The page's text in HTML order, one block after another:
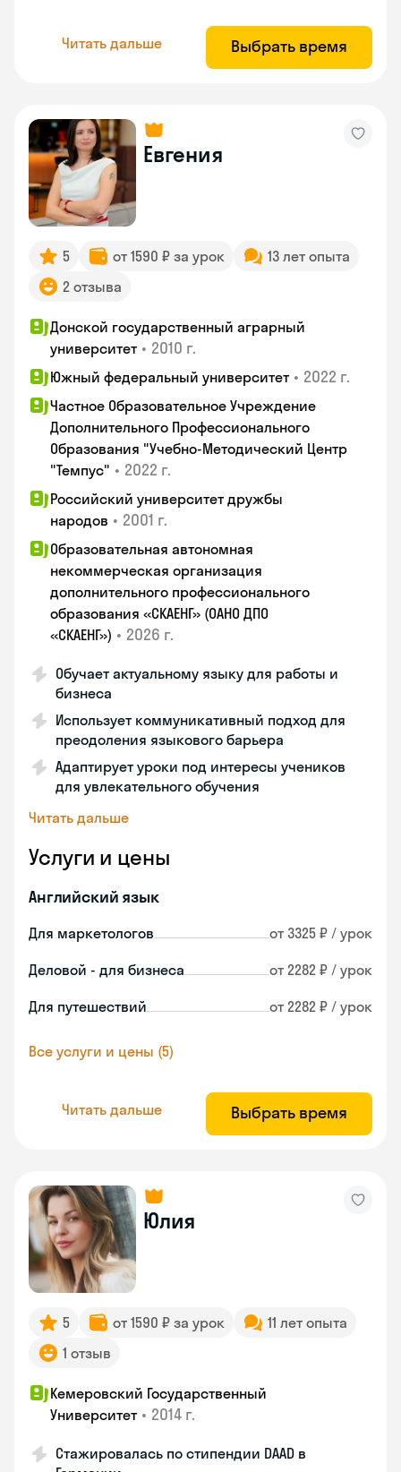
Читать дальше Выбрать время
Евгения
5 от 1590 ₽ за урок
13 лет опыта
2 отзыва
Донской государственный аграрный
университет • 2010 г.
Южный федеральный университет • 2022 г.
Частное Образовательное Учреждение
Дополнительного Профессионального
Образования "Учебно-Методический Центр
"Темпус" • 2022 г.
Российский университет дружбы
народов • 2001 г.
Образовательная автономная
некоммерческая организация
дополнительного профессионального
образования «СКАЕНГ» (ОАНО ДПО
«СКАЕНГ») • 2026 г.
Обучает актуальному языку для работы и
бизнеса
Использует коммуникативный подход для
преодоления языкового барьера
Адаптирует уроки под интересы учеников
для увлекательного обучения
Читать дальше
Услуги и цены
Английский язык
Для маркетологов от 3325 ₽ / урок
Деловой - для бизнеса от 2282 ₽ / урок
Для путешествий от 2282 ₽ / урок
Все услуги и цены (5)
Читать дальше Выбрать время
Юлия
5 от 1590 ₽ за урок
11 лет опыта
1 отзыв
Кемеровский Государственный
Университет • 2014 г.
Стажировалась по стипендии DAAD в